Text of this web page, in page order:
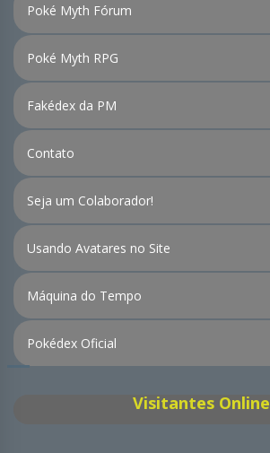
Poké Myth Fórum
Poké Myth RPG
Fakédex da PM
Contato
Seja um Colaborador!
Usando Avatares no Site
Máquina do Tempo
Pokédex Oficial
Visitantes Online